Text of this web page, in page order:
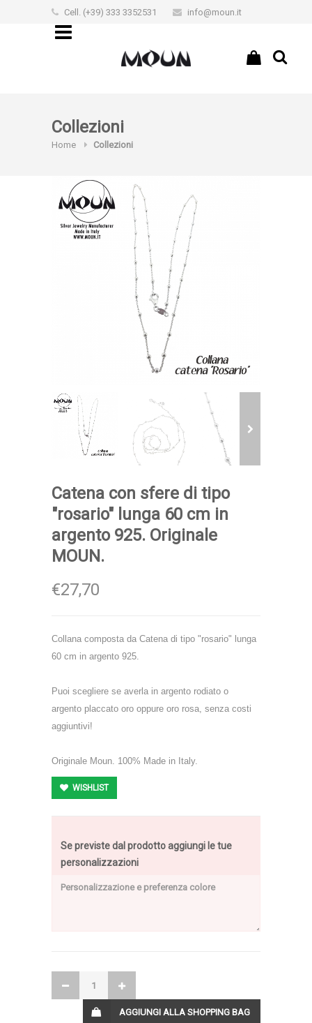
Cell. (+39) 333 3352531 info@moun.it
€0,00
Collezioni
Home Collezioni
Catena con sfere di tipo
"rosario" lunga 60 cm in
argento 925. Originale
MOUN.
€27,70
Collana composta da Catena di tipo "rosario" lunga
60 cm in argento 925.
Puoi scegliere se averla in argento rodiato o
argento placcato oro oppure oro rosa, senza costi
aggiuntivi!
Originale Moun. 100% Made in Italy.
WISHLIST
Se previste dal prodotto aggiungi le tue
personalizzazioni
AGGIUNGI ALLA SHOPPING BAG